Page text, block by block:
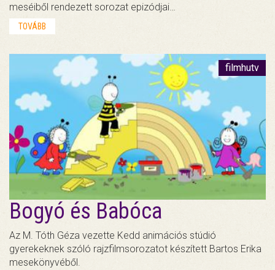
meséiből rendezett sorozat epizódjai…
TOVÁBB
filmhutv
Bogyó és Babóca
Az M. Tóth Géza vezette Kedd animációs stúdió
gyerekeknek szóló rajzfilmsorozatot készített Bartos Erika
mesekönyvéből.